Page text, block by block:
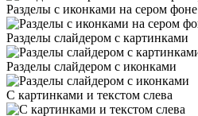
Разделы с иконками на сером фоне
Разделы слайдером с картинками
Разделы слайдером с иконками
С картинками и текстом слева